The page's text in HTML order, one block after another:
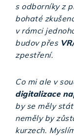
s odborníky z
bohaté
v rámci
budov přes
zpestření.
Co mi ale v
digitalizace
by se měly stát
neměly by
kurzech.